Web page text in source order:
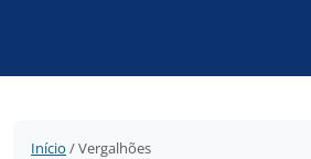
Início / Vergalhões